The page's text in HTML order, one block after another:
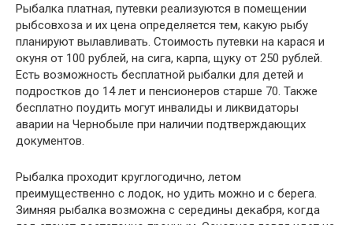
Рыбалка платная, путевки реализуются в помещении
рыбсовхоза и их цена определяется тем, какую рыбу
планируют вылавливать. Стоимость путевки на карася и
окуня от 100 рублей, на сига, карпа, щуку от 250 рублей.
Есть возможность бесплатной рыбалки для детей и
подростков до 14 лет и пенсионеров старше 70. Также
бесплатно поудить могут инвалиды и ликвидаторы
аварии на Чернобыле при наличии подтверждающих
документов.
Рыбалка проходит круглогодично, летом
преимущественно с лодок, но удить можно и с берега.
Зимняя рыбалка возможна с середины декабря, когда